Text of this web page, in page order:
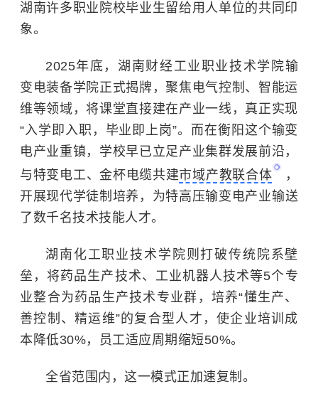
湖南许多职业院校毕业生留给用人单位的共同印
象。
2025年底，湖南财经工业职业技术学院输
变电装备学院正式揭牌，聚焦电气控制、智能运
维等领域，将课堂直接建在产业一线，真正实现
“入学即入职，毕业即上岗”。而在衡阳这个输变
电产业重镇，学校早已立足产业集群发展前沿，
与特变电工、金杯电缆共建市域产教联合体
，
开展现代学徒制 培养，为特高压输变电产业输送
了数千名技术技能人才。
湖南化工职业技术学院则打破传统院系壁
垒，将药品生产技术、工业机器人技术等5个专
业整合为药品生产技术专业群，培养“懂生产、
善控制、精运维”的复合型人才，使企业培训成
本降低30%，员工适应周期缩短50%。
全省范围内，这一模式正加速复制。